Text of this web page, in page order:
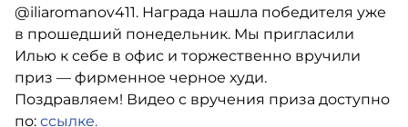
@iliaromanov411. Награда нашла победителя уже
в прошедший понедельник. Мы пригласили
Илью к себе в офис и торжественно вручили
приз — фирменное черное худи.
Поздравляем! Видео с вручения приза доступно
по: ссылке.